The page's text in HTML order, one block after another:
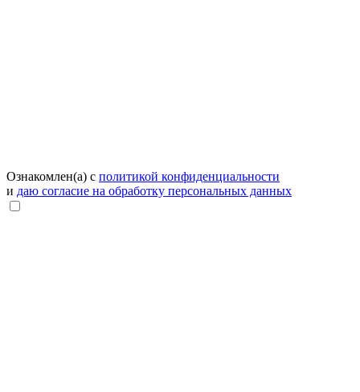
Ознакомлен(а) с политикой конфиденциальности
и даю согласие на обработку персональных данных